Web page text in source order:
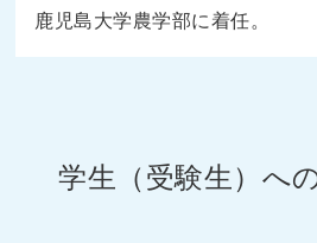
鹿児島大学農学部に着任。
学生（受験生）へ